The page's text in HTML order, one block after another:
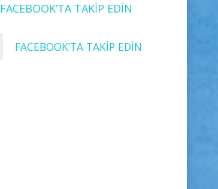
FACEBOOK’TA TAKİP EDİN
FACEBOOK’TA TAKİP EDİN